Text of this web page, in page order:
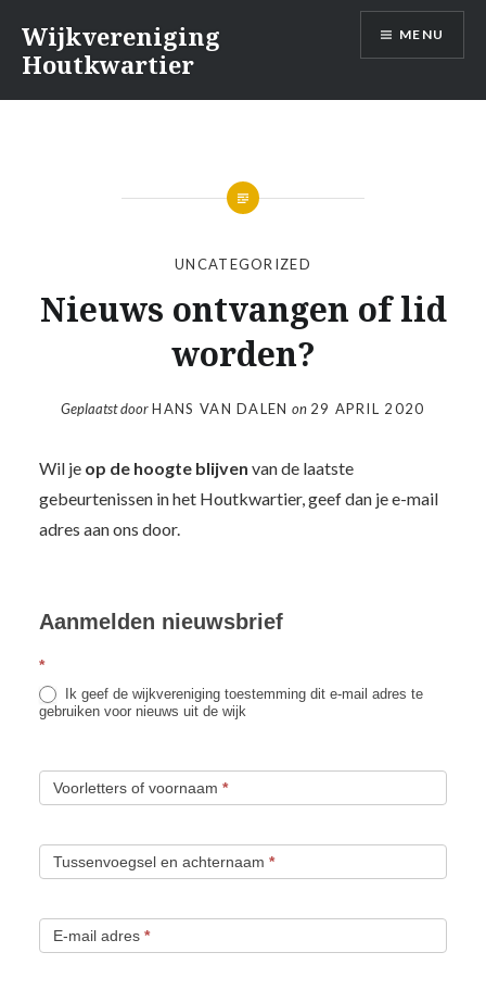
inhoud
Wijkvereniging
Houtkwartier
MENU
UNCATEGORIZED
Nieuws ontvangen of lid
worden?
Geplaatst doorHANS VAN DALEN on 29 APRIL 2020
Wil je op de hoogte blijven van de laatste
gebeurtenissen in het Houtkwartier, geef dan je e-mail
adres aan ons door.
Aanmelden nieuwsbrief
*
Ik geef de wijkvereniging toestemming dit e-mail adres te
gebruiken voor nieuws uit de wijk
Voorletters of voornaam *
Tussenvoegsel en achternaam *
E-mail adres *